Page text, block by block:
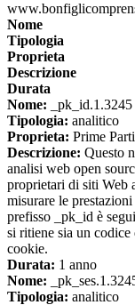
Nome
Tipologia
Proprieta
Descrizione
Durata
Nome: _pk_id.1.3245
Tipologia: analitico
Proprieta: Prime Parti
Descrizione: Questo
analisi web open
proprietari di siti Web
misurare le
prefisso _pk_id è
si ritiene sia un
cookie.
Durata: 1 anno
Nome:
Tipologia: analitico